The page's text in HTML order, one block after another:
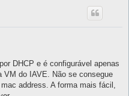
DHCP e é configurável apenas
VM do IAVE. Não se consegue
address. A forma mais fácil,